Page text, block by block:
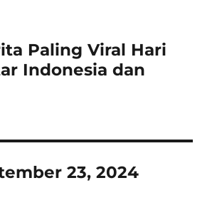
Paling Viral Hari
Indonesia dan
23, 2024